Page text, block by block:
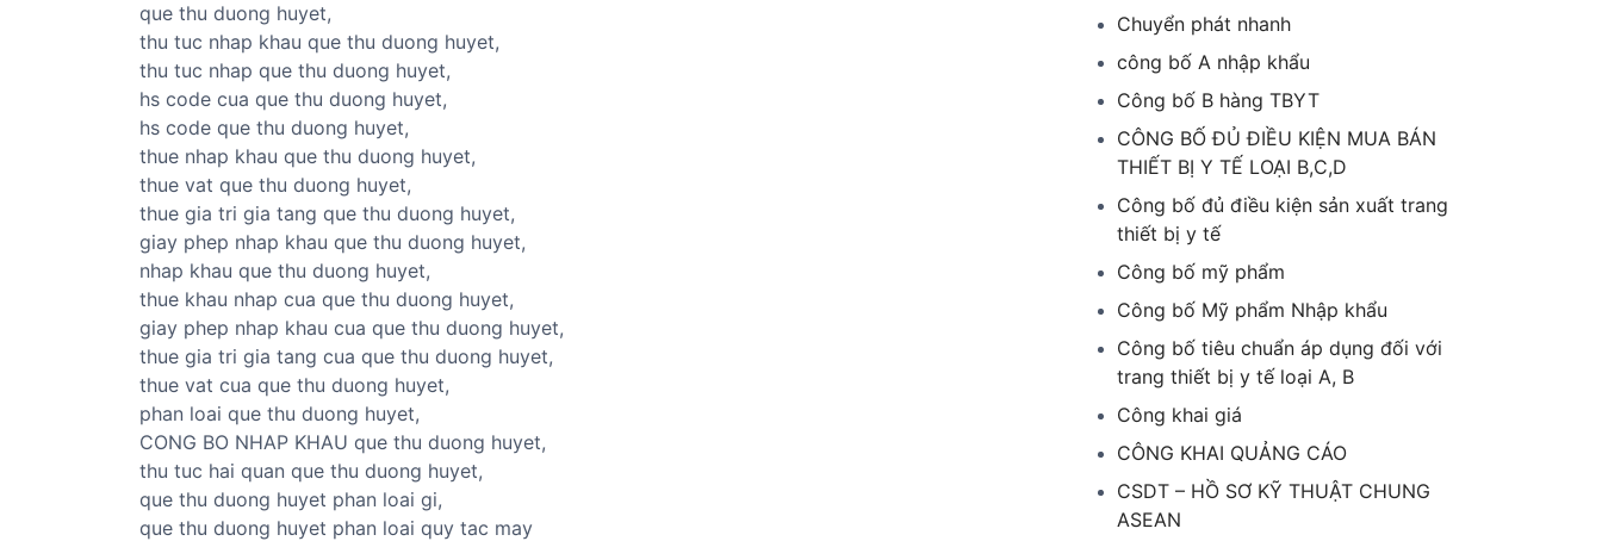
que thu duong huyet,
thu tuc nhap khau que thu duong huyet,
thu tuc nhap que thu duong huyet,
hs code cua que thu duong huyet,
hs code que thu duong huyet,
thue nhap khau que thu duong huyet,
thue vat que thu duong huyet,
thue gia tri gia tang que thu duong huyet,
giay phep nhap khau que thu duong huyet,
nhap khau que thu duong huyet,
thue khau nhap cua que thu duong huyet,
giay phep nhap khau cua que thu duong huyet,
thue gia tri gia tang cua que thu duong huyet,
thue vat cua que thu duong huyet,
phan loai que thu duong huyet,
CONG BO NHAP KHAU que thu duong huyet,
thu tuc hai quan que thu duong huyet,
que thu duong huyet phan loai gi,
que thu duong huyet phan loai quy tac may
Chuyển phát nhanh
công bố A nhập khẩu
Công bố B hàng TBYT
CÔNG BỐ ĐỦ ĐIỀU KIỆN MUA BÁN
THIẾT BỊ Y TẾ LOẠI B,C,D
Công bố đủ điều kiện sản xuất trang
thiết bị y tế
Công bố mỹ phẩm
Công bố Mỹ phẩm Nhập khẩu
Công bố tiêu chuẩn áp dụng đối với
trang thiết bị y tế loại A, B
Công khai giá
CÔNG KHAI QUẢNG CÁO
CSDT – HỒ SƠ KỸ THUẬT CHUNG
ASEAN